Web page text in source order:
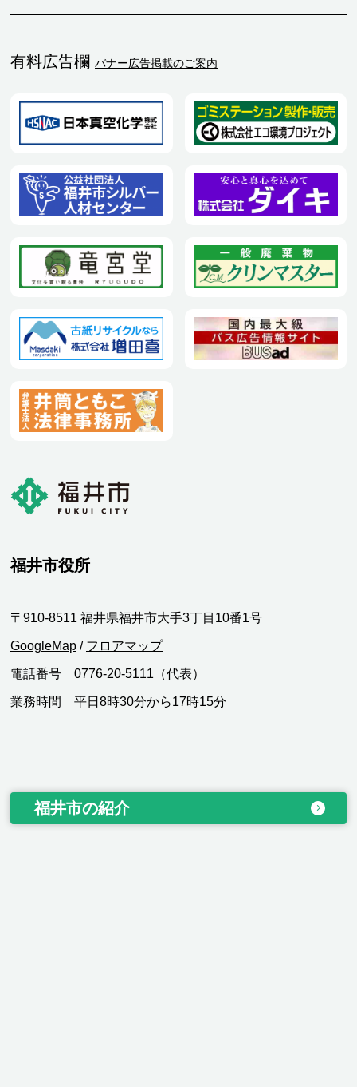
有料広告欄 バナー広告掲載のご案内
福井市役所
〒910-8511 福井県福井市大手3丁目10番1号
GoogleMap / フロアマップ
電話番号 0776-20-5111（代表）
業務時間 平日8時30分から17時15分
福井市の紹介